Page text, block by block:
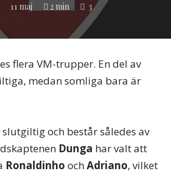
11 maj 2 min 3
flera VM-trupper. En del av
medan somliga bara är
och består således av
Dunga har valt att
Ronaldinho ochAdriano, vilket